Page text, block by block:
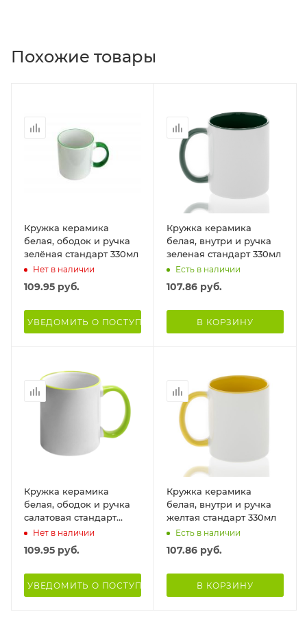
Похожие товары
Кружка керамика
белая, ободок и ручка
зелёная стандарт 330мл
Нет в наличии
109.95 руб.
УВЕДОМИТЬ О ПОСТУПЛЕНИИ
Кружка керамика
белая, внутри и ручка
зеленая стандарт 330мл
Есть в наличии
107.86 руб.
В КОРЗИНУ
Кружка керамика
белая, ободок и ручка
салатовая стандарт
330мл
Нет в наличии
109.95 руб.
УВЕДОМИТЬ О ПОСТУПЛЕНИИ
Кружка керамика
белая, внутри и ручка
желтая стандарт 330мл
Есть в наличии
107.86 руб.
В КОРЗИНУ